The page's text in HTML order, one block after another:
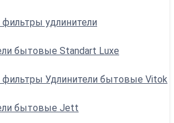
удлинители
бытовые Standart Luxe
Удлинители бытовые Vitok
бытовые Jett